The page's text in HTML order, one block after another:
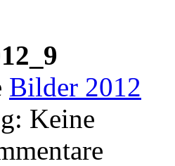
Bilder 2012
Keine